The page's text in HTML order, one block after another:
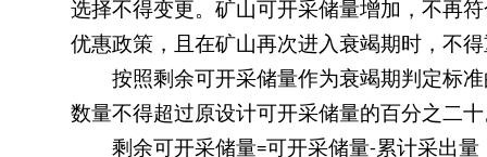
选择不得变更。矿山可开采储量增加，不再
优惠政策，且在矿山再次进入衰竭期时，不
按照剩余可开采储量作为衰竭期判定标准
数量不得超过原设计可开采储量的百分之二
剩余可开采储量=可开采储量-累计采出量